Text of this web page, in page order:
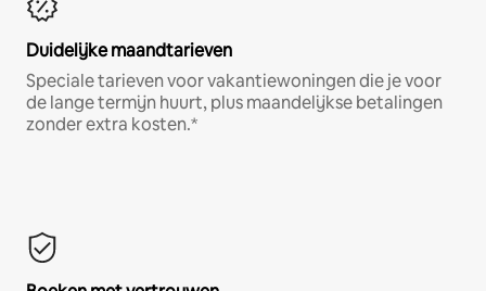
Duidelijke maandtarieven
Speciale tarieven voor vakantiewoningen die je voor
de lange termijn huurt, plus maandelijkse betalingen
zonder extra kosten.*